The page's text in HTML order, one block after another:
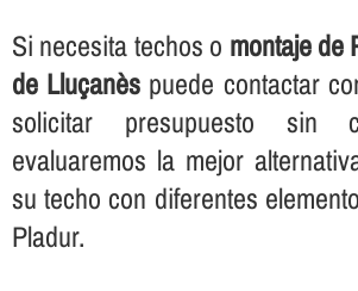
Si necesita techos o montaje de
de Lluçanès puede contactar
solicitar presupuesto sin
evaluaremos la mejor
su techo con diferentes
Pladur.